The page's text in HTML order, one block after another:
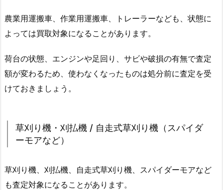
農業用運搬車、作業用運搬車、トレーラーなども、状態に
よっては買取対象になることがあります。
荷台の状態、エンジンや足回り、サビや破損の有無で査定
額が変わるため、使わなくなったものは処分前に査定を受
けておきましょう。
草刈り機・刈払機 / 自走式草刈り機（スパイダ
ーモアなど）
草刈り機、刈払機、自走式草刈り機、スパイダーモアなど
も査定対象になることがあります。